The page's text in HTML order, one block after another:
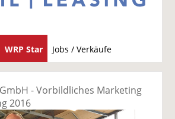
WRP Star Jobs / Verkäufe
u
c
- Vorbildliches Marketing
2016